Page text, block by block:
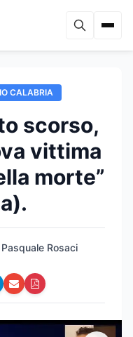
CALABRIA
scorso,
vittima
morte”
Pasquale Rosaci